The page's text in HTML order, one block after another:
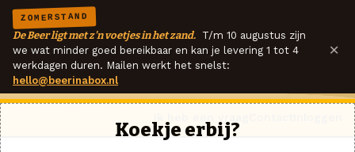
ZOMERSTAND
De Beer ligt met z'n voetjes in het zand. T/m 10 augustus zijn
we wat minder goed bereikbaar en kan je levering 1 tot 4
werkdagen duren. Mailen werkt het snelst:
hello@beerinabox.nl
×
Koekje erbij?